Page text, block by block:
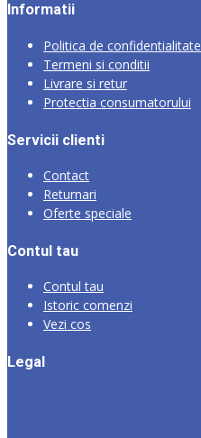
Informatii
Politica de confidentialitate
Termeni si conditii
Livrare si retur
Protectia consumatorului
Servicii clienti
Contact
Returnari
Oferte speciale
Contul tau
Contul tau
Istoric comenzi
Vezi cos
Legal